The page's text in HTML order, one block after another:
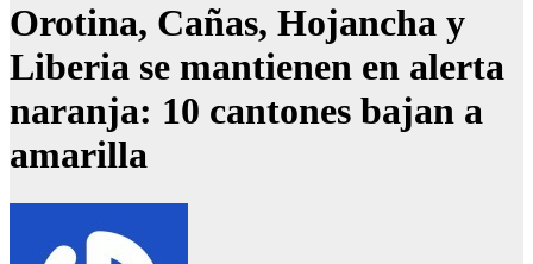
Orotina, Cañas, Hojancha y
Liberia se mantienen en alerta
naranja: 10 cantones bajan a
amarilla